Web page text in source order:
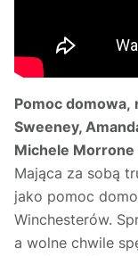
Pomoc domowa,
Sweeney,
Michele
Mająca za sobą
jako pomoc
Winchesterów.
a wolne chwile